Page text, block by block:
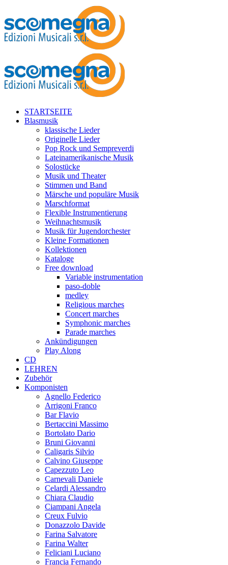
STARTSEITE
Blasmusik
klassische Lieder
Originelle Lieder
Pop Rock und Sempreverdi
Lateinamerikanische Musik
Solostücke
Musik und Theater
Stimmen und Band
Märsche und populäre Musik
Marschformat
Flexible Instrumentierung
Weihnachtsmusik
Musik für Jugendorchester
Kleine Formationen
Kollektionen
Kataloge
Free download
Variable instrumentation
paso-doble
medley
Religious marches
Concert marches
Symphonic marches
Parade marches
Ankündigungen
Play Along
CD
LEHREN
Zubehör
Komponisten
Agnello Federico
Arrigoni Franco
Bar Flavio
Bertaccini Massimo
Bortolato Dario
Bruni Giovanni
Caligaris Silvio
Calvino Giuseppe
Capezzuto Leo
Carnevali Daniele
Celardi Alessandro
Chiara Claudio
Ciampani Angela
Creux Fulvio
Donazzolo Davide
Farina Salvatore
Farina Walter
Feliciani Luciano
Francia Fernando